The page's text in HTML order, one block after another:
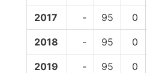
2017 - 95 0
2018 - 95 0
2019 - 95 0